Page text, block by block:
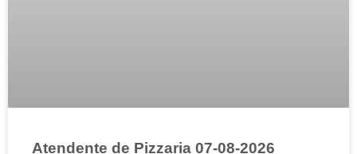
Atendente de Pizzaria 07-08-2026